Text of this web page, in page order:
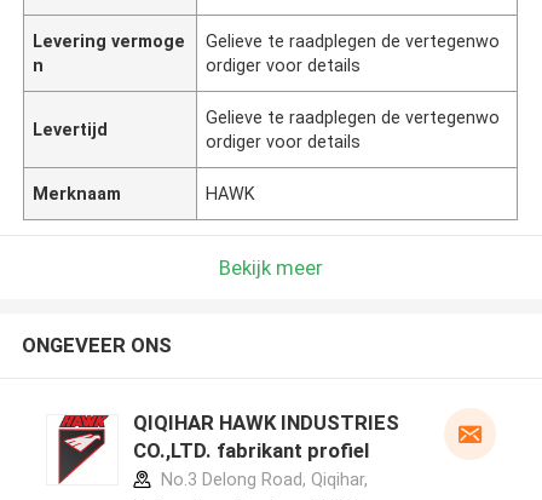
Levering vermoge
n
Gelieve te raadplegen de vertegenwo
ordiger voor details
Levertijd
Gelieve te raadplegen de vertegenwo
ordiger voor details
Merknaam HAWK
Bekijk meer
ONGEVEER ONS
QIQIHAR HAWK INDUSTRIES
CO.,LTD. fabrikant profiel
No.3 Delong Road, Qiqihar,